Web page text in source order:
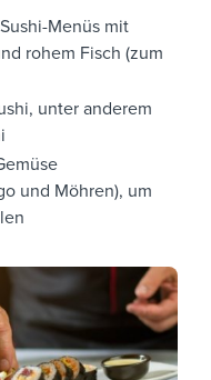
Menüs mit
rohem Fisch (zum
unter anderem
und Möhren), um